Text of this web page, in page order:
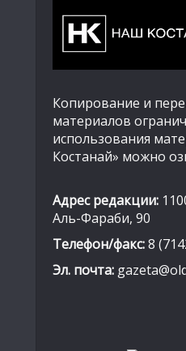
Копирование и
материалов
использования
Костанай» можно
Адрес редакции:
Аль-Фараби, 90
Телефон/факс:8
Эл. почта: